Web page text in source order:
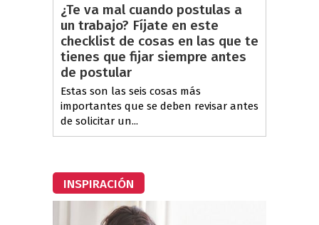
¿Te va mal cuando postulas a
un trabajo? Fíjate en este
checklist de cosas en las que te
tienes que fijar siempre antes
de postular
Estas son las seis cosas más
importantes que se deben revisar antes
de solicitar un...
INSPIRACIÓN